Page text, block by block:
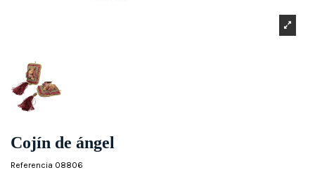
Cojín de ángel
Referencia 08806